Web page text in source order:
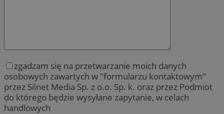
zgadzam się na przetwarzanie moich danych
osobowych zawartych w "formularzu kontaktowym"
przez Silnet Media Sp. z o.o. Sp. k. oraz przez Podmiot
do którego będzie wysyłane zapytanie, w celach
handlowych